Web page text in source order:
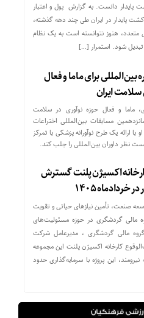
پایدار دانست. به گزارش پول و اعتبار
پایدار در ایران طی چند دهه گذشته،
متعدد، هنوز نتوانسته است به یک نظام
شود. استمرار […]
بین‌المللی برای ماما و فعال
سلامت ایران
ماما و فعال حوزه نوآوری در سلامت
مسابقات بین‌المللی اختراعات
ارائه یک طرح نوآورانه پزشکی با تمرکز
نظر داوران بین‌المللی را جلب کند.
اکسیژن پلنت گسترش
خردادماه ۱۴۰۵
صنعت، تأمین نیازهای حیاتی و تقویت
مالی گردشگری در حوزه مسئولیت‌های
مالی گردشگری ، مدیرعامل شرکت
کارخانه اکسیژن پلنت این مجموعه
این پروژه با سرمایه‌گذاری حدود